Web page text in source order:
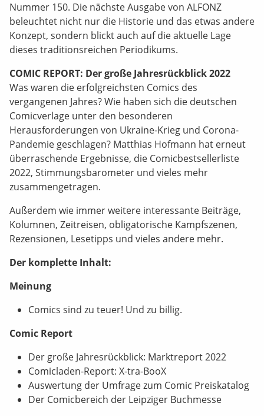
Nummer 150. Die nächste Ausgabe von ALFONZ
beleuchtet nicht nur die Historie und das etwas andere
Konzept, sondern blickt auch auf die aktuelle Lage
dieses traditionsreichen Periodikums.
COMIC REPORT: Der große Jahresrückblick 2022
Was waren die erfolgreichsten Comics des
vergangenen Jahres? Wie haben sich die deutschen
Comicverlage unter den besonderen
Herausforderungen von Ukraine-Krieg und Corona-
Pandemie geschlagen? Matthias Hofmann hat erneut
überraschende Ergebnisse, die Comicbestsellerliste
2022, Stimmungsbarometer und vieles mehr
zusammengetragen.
Außerdem wie immer weitere interessante Beiträge,
Kolumnen, Zeitreisen, obligatorische Kampfszenen,
Rezensionen, Lesetipps und vieles andere mehr.
Der komplette Inhalt:
Meinung
Comics sind zu teuer! Und zu billig.
Comic Report
Der große Jahresrückblick: Marktreport 2022
Comicladen-Report: X-tra-BooX
Auswertung der Umfrage zum Comic Preiskatalog
Der Comicbereich der Leipziger Buchmesse